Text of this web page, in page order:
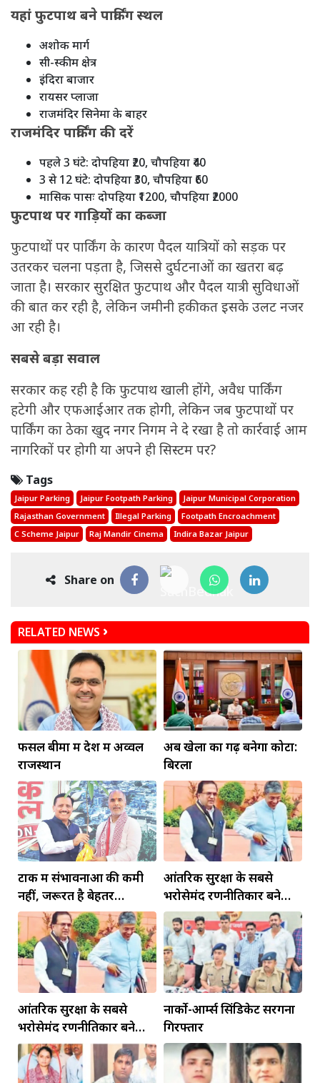
यहां फुटपाथ बने पार्किंग स्थल
अशोक मार्ग
सी-स्कीम क्षेत्र
इंदिरा बाजार
रायसर प्लाजा
राजमंदिर सिनेमा के बाहर
राजमंदिर पार्किंग की दरें
पहले 3 घंटे: दोपहिया ₹20, चौपहिया ₹40
3 से 12 घंटे: दोपहिया ₹30, चौपहिया ₹60
मासिक पासः दोपहिया ₹1200, चौपहिया ₹2000
फुटपाथ पर गाड़ियों का कब्जा
फुटपाथों पर पार्किंग के कारण पैदल यात्रियों को सड़क पर
उतरकर चलना पड़ता है, जिससे दुर्घटनाओं का खतरा बढ़
जाता है। सरकार सुरक्षित फुटपाथ और पैदल यात्री सुविधाओं
की बात कर रही है, लेकिन जमीनी हकीकत इसके उलट नजर
आ रही है।
सबसे बड़ा सवाल
सरकार कह रही है कि फुटपाथ खाली होंगे, अवैध पार्किंग
हटेगी और एफआईआर तक होगी, लेकिन जब फुटपाथों पर
पार्किंग का ठेका खुद नगर निगम ने दे रखा है तो कार्रवाई आम
नागरिकों पर होगी या अपने ही सिस्टम पर?
Tags
Jaipur Parking Jaipur Footpath Parking
Jaipur Municipal Corporation
Rajasthan Government
Illegal Parking
Footpath Encroachment
C Scheme Jaipur
Raj Mandir Cinema Indira Bazar Jaipur
Share on
RELATED NEWS
फसल बीमा में देश में अव्वल
राजस्थान
अब खेलों का गढ़ बनेगा कोटा:
बिरला
टोंक में संभावनाओं की कमी
नहीं, जरूरत है बेहतर
इंफ्रास्ट्रक्चर की
आंतरिक सुरक्षा के सबसे
भरोसेमंद रणनीतिकार बने
रहेंगे गोविंद मोहन
आंतरिक सुरक्षा के सबसे
भरोसेमंद रणनीतिकार बने
रहेंगे गोविंद मोहन
नार्को-आर्म्स सिंडिकेट सरगना
गिरफ्तार